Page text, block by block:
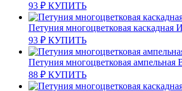
93 ₽ КУПИТЬ
Петуния многоцветковая каскадная
93 ₽ КУПИТЬ
Петуния многоцветковая ампельная
88 ₽ КУПИТЬ